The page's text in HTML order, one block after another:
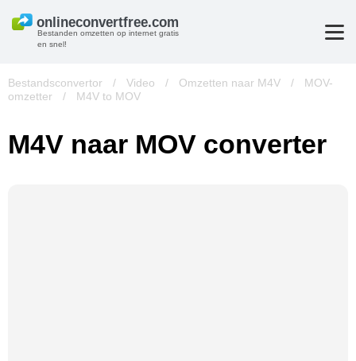
Bestanden omzetten op internet gratis
en snel!
Bestandsconvertor / Video / Omzetten naar M4V /
MOV-
omzetter
/ M4V to MOV
M4V naar MOV converter